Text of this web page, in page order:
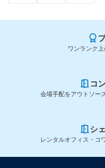
ワンランク
コ
会場手配をアウトソー
シ
レンタルオフィス・コ